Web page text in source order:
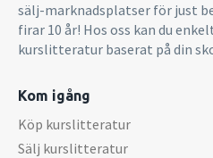
sälj-marknadsplatser för just
firar 10 år! Hos oss kan du
kurslitteratur baserat på din
Kom igång
Köp kurslitteratur
Sälj kurslitteratur